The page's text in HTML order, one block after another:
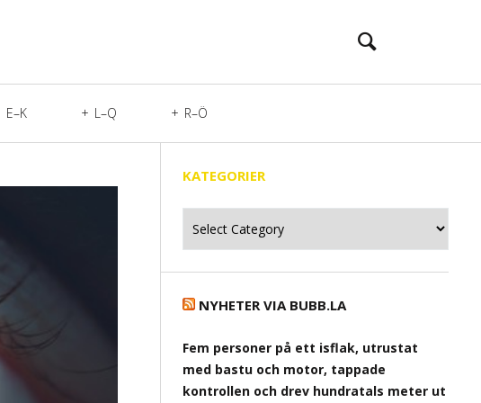
E–K L–Q R–Ö
KATEGORIER
NYHETER VIA BUBB.LA
Fem personer på ett isflak, utrustat
med bastu och motor, tappade
kontrollen och drev hundratals meter ut